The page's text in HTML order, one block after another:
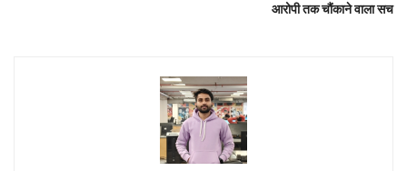
आरोपी तक चौंकाने वाला सच